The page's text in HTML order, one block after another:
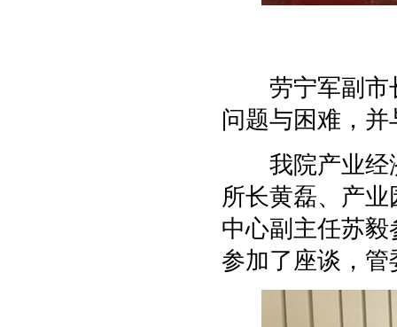
劳宁军副市长
问题与困难，
我院产业经济
所长黄磊、产
中心副主任苏
参加了座谈，